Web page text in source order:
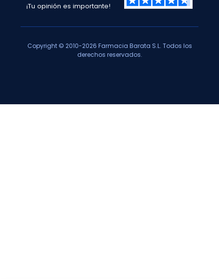
¡Tu opinión es importante!
Copyright © 2010-2026 Farmacia Barata S.L. Todos los
derechos reservados.